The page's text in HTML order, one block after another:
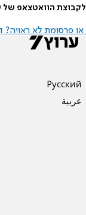
הוואטצאפ של
פרסומת לא ראויה?
Pусский
عربية